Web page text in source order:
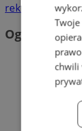
reklama
Ogłoszenia
chwili